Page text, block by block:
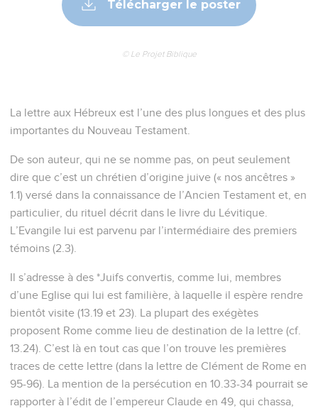
Télécharger le poster
© Le Projet Biblique
La lettre aux Hébreux est l’une des plus longues et des plus
importantes du Nouveau Testament.
De son auteur, qui ne se nomme pas, on peut seulement
dire que c’est un chrétien d’origine juive (« nos ancêtres »
1.1) versé dans la connaissance de l’Ancien Testament et, en
particulier, du rituel décrit dans le livre du Lévitique.
L’Evangile lui est parvenu par l’intermédiaire des premiers
témoins (2.3).
Il s’adresse à des *Juifs convertis, comme lui, membres
d’une Eglise qui lui est familière, à laquelle il espère rendre
bientôt visite (13.19 et 23). La plupart des exégètes
proposent Rome comme lieu de destination de la lettre (cf.
13.24). C’est là en tout cas que l’on trouve les premières
traces de cette lettre (dans la lettre de Clément de Rome en
95-96). La mention de la persécution en 10.33-34 pourrait se
rapporter à l’édit de l’empereur Claude en 49, qui chassa,